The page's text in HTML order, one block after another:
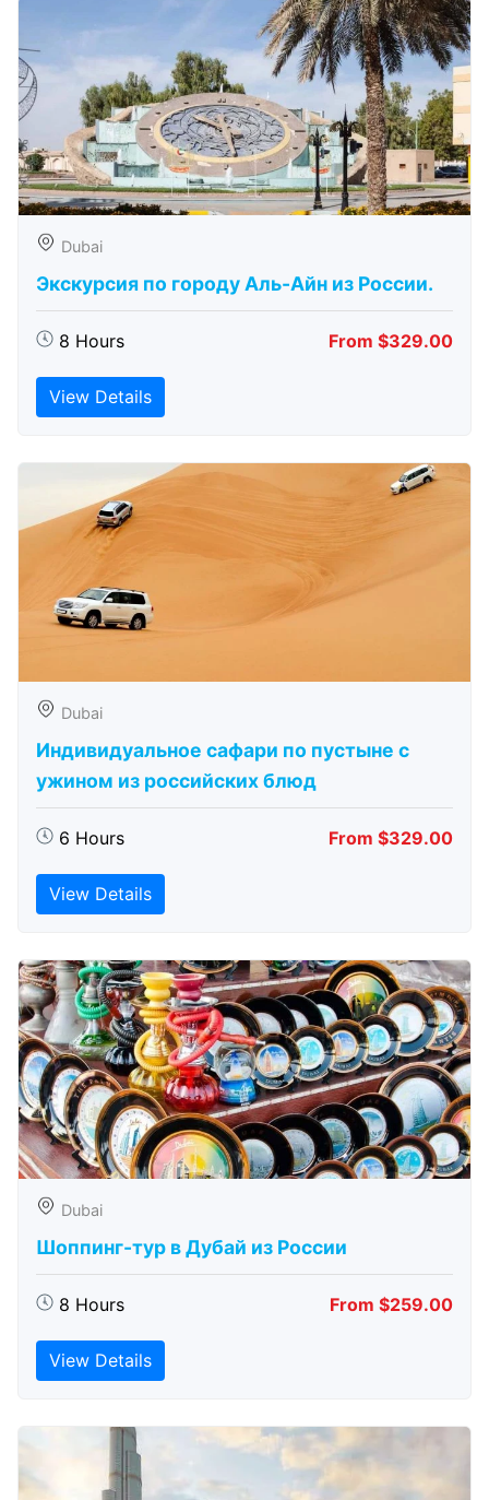
Dubai
Экскурсия по городу Аль-Айн из России.
8 Hours From $329.00
View Details
Dubai
Индивидуальное сафари по пустыне с
ужином из российских блюд
6 Hours From $329.00
View Details
Dubai
Шоппинг-тур в Дубай из России
8 Hours From $259.00
View Details